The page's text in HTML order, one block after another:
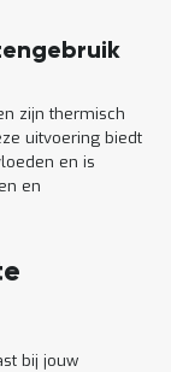
zijn thermisch
uitvoering biedt
en is
en
bij jouw